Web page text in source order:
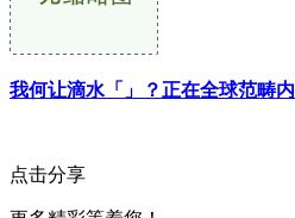
我何让滴水「」？正在全球范畴内
点击分享